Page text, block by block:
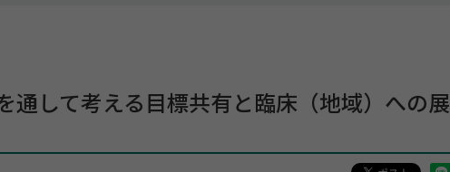
通して考える目標共有と臨床（地域）への展